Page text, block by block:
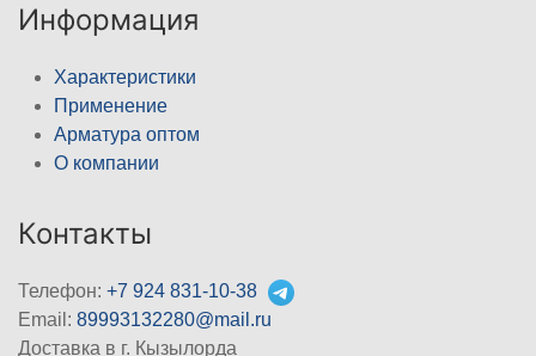
Информация
Характеристики
Применение
Арматура оптом
О компании
Контакты
Телефон: +7 924 831-10-38
Email: 89993132280@mail.ru
Доставка в г. Кызылорда